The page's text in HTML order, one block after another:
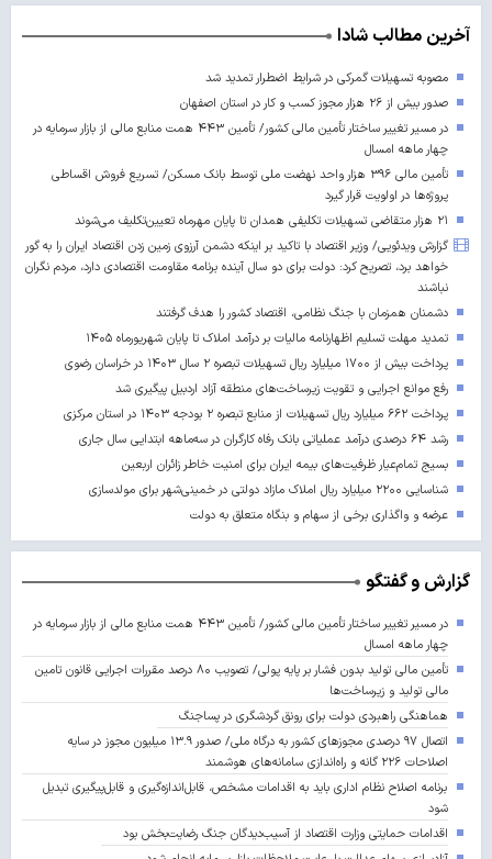
آخرین مطالب شادا
مصوبه تسهیلات گمرکی در شرایط اضطرار تمدید شد
صدور بیش از ۲۶ هزار مجوز کسب‌ و کار در استان اصفهان
در مسیر تغییر ساختار تأمین مالی کشور/ تأمین ۴۴۳ همت منابع مالی از بازار سرمایه در
چهار ماهه امسال
تأمین مالی ۳۹۶ هزار واحد نهضت ملی توسط بانک مسکن/ تسریع فروش اقساطی
پروژه‌ها در اولویت قرار گیرد
۲۱ هزار متقاضی تسهیلات تکلیفی همدان تا پایان مهرماه تعیین‌تکلیف می‌شوند
گزارش ویدئویی/ وزیر اقتصاد با تاکید بر اینکه دشمن آرزوی زمین زدن اقتصاد ایران را به گور
خواهد برد، تصریح کرد: دولت برای دو سال آینده برنامه مقاومت اقتصادی دارد، مردم نگران
نباشند
دشمنان همزمان با جنگ نظامی، اقتصاد کشور را هدف گرفتند
تمدید مهلت تسلیم اظهارنامه مالیات بر درآمد املاک تا پایان شهریورماه ۱۴۰۵
پرداخت بیش از ۱۷۰۰ میلیارد ریال تسهیلات تبصره ۲ سال ۱۴۰۳ در خراسان رضوی
رفع موانع اجرایی و تقویت زیرساخت‌های منطقه آزاد اردبیل پیگیری شد
پرداخت ۶۶۲ میلیارد ریال تسهیلات از منابع تبصره ۲ بودجه ۱۴۰۳ در استان مرکزی
رشد ۶۴ درصدی درآمد عملیاتی بانک رفاه کارگران در سه‌ماهه ابتدایی سال جاری
بسیج تمام‌عیار ظرفیت‌های بیمه ایران برای امنیت خاطر زائران اربعین
شناسایی ۲۲۰۰ میلیارد ریال املاک مازاد دولتی در خمینی‌شهر برای مولدسازی
عرضه و واگذاری برخی از سهام و بنگاه متعلق به دولت
گزارش و گفتگو
در مسیر تغییر ساختار تأمین مالی کشور/ تأمین ۴۴۳ همت منابع مالی از بازار سرمایه در
چهار ماهه امسال
تأمین مالی تولید بدون فشار بر پایه پولی/ تصویب ۸۰ درصد مقررات اجرایی قانون تامین
مالی تولید و زیرساخت‌ها
هماهنگی راهبردی دولت برای رونق گردشگری در پساجنگ
اتصال ۹۷ درصدی مجوزهای کشور به درگاه ملی/ صدور ۱۳.۹ میلیون مجوز در سایه
اصلاحات ۲۲۶ گانه و راه‌اندازی سامانه‌های هوشمند
برنامه اصلاح نظام اداری باید به اقدامات مشخص، قابل‌اندازه‌گیری و قابل‌پیگیری تبدیل
شود
اقدامات حمایتی وزارت اقتصاد از آسیب‌دیدگان جنگ رضایت‌بخش بود